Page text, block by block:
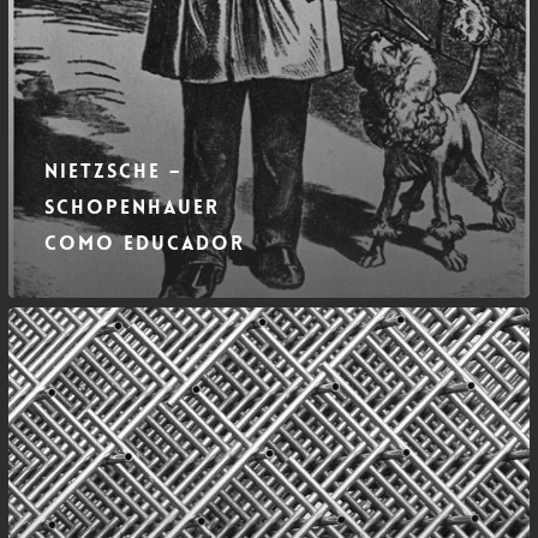
Nietzsche –
Schopenhauer
como educador
Currículo
rizomático:
três
princípios